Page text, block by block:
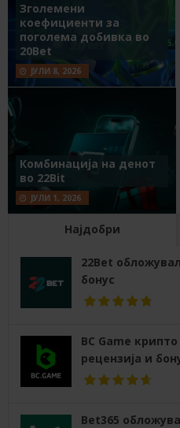
Зголемени
коефициенти за
поголема добивка во
20Bet
ЈУЛИ 8, 2026
Комбинација на денот
во 22Bit
ЈУЛИ 1, 2026
Најдобри
22Bet
бонус
BC Game
рецензија и
Bet365